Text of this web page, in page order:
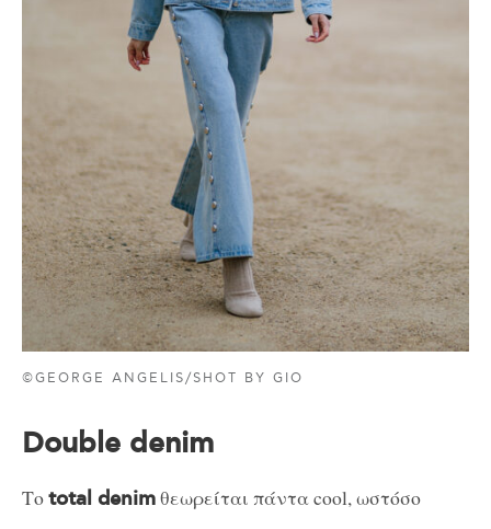
©GEORGE ANGELIS/SHOT BY GIO
Double denim
Τοtotal denimθεωρείται πάντα cool, ωστόσο